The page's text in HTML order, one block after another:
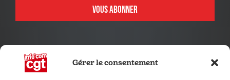
Gérer le consentement
VOUS ABONNER